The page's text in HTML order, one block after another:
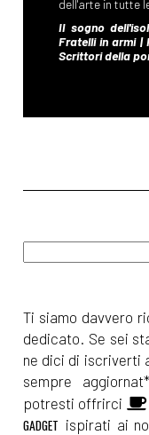
Ti siamo davvero
dedicato. Se sei
ne dici di iscriverti
sempre
potresti offrirci
GADGET ispirati ai